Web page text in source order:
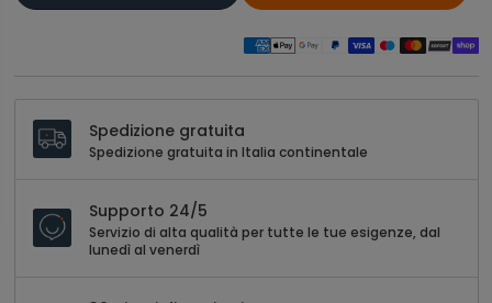
Spedizione gratuita
Spedizione gratuita in Italia continentale
Supporto 24/5
Servizio di alta qualità per tutte le tue esigenze, dal
lunedì al venerdì